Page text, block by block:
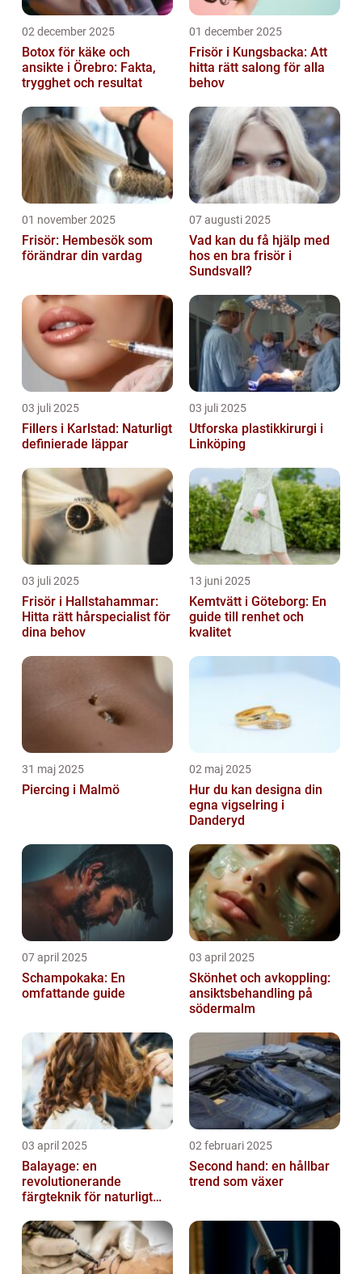
02 december 2025
Botox för käke och
ansikte i Örebro: Fakta,
trygghet och resultat
01 december 2025
Frisör i Kungsbacka: Att
hitta rätt salong för alla
behov
01 november 2025
Frisör: Hembesök som
förändrar din vardag
07 augusti 2025
Vad kan du få hjälp med
hos en bra frisör i
Sundsvall?
03 juli 2025
Fillers i Karlstad: Naturligt
definierade läppar
03 juli 2025
Utforska plastikkirurgi i
Linköping
03 juli 2025
Frisör i Hallstahammar:
Hitta rätt hårspecialist för
dina behov
13 juni 2025
Kemtvätt i Göteborg: En
guide till renhet och
kvalitet
31 maj 2025
Piercing i Malmö
02 maj 2025
Hur du kan designa din
egna vigselring i
Danderyd
07 april 2025
Schampokaka: En
omfattande guide
03 april 2025
Skönhet och avkoppling:
ansiktsbehandling på
södermalm
03 april 2025
Balayage: en
revolutionerande
färgteknik för naturligt
02 februari 2025
Second hand: en hållbar
trend som växer